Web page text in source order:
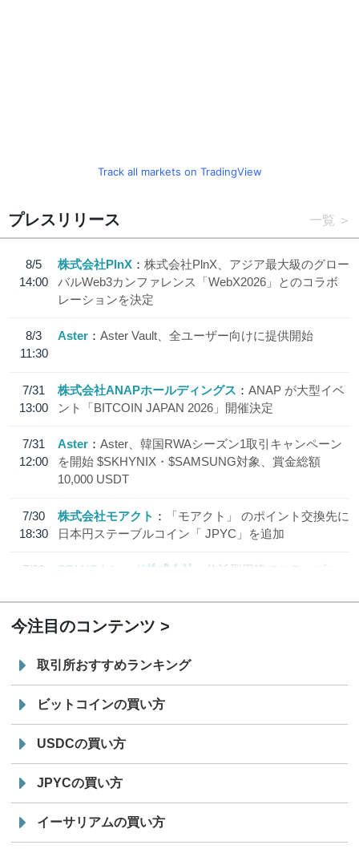
Track all markets on TradingView
プレスリリース 一覧
8/5
14:00
株式会社PlnX
株式会社PlnX、アジア最大級のグロー
バルWeb3カンファレンス「WebX2026」とのコラボ
レーションを決定
8/3
11:30
Aster Aster Vault、全ユーザー向けに提供開始
7/31
13:00
株式会社ANAPホールディングス
ANAP が大型イベ
ント「BITCOIN JAPAN 2026」開催決定
7/31
12:00
Aster
Aster、韓国RWAシーズン1取引キャンペーン
を開始 $SKHYNIX・$SAMSUNG対象、賞金総額
10,000 USDT
7/30
18:30
株式会社モアクト
「モアクト」 のポイント交換先に
日本円ステーブルコイン「 JPYC」を追加
7/29
SBI VCトレード株式会社
信託型円建てステーブル
今注目のコンテンツ
取引所おすすめランキング
ビットコインの買い方
USDCの買い方
JPYCの買い方
イーサリアムの買い方